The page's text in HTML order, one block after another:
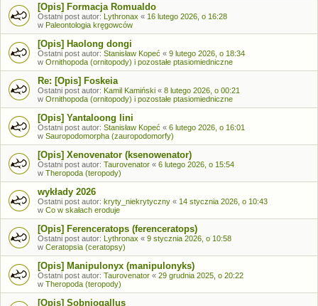
[Opis] Formacja Romualdo
Ostatni post autor: Lythronax « 16 lutego 2026, o 16:28
w Paleontologia kręgowców
[Opis] Haolong dongi
Ostatni post autor: Stanisław Kopeć « 9 lutego 2026, o 18:34
w Ornithopoda (ornitopody) i pozostałe ptasiomiedniczne
Re: [Opis] Foskeia
Ostatni post autor: Kamil Kamiński « 8 lutego 2026, o 00:21
w Ornithopoda (ornitopody) i pozostałe ptasiomiedniczne
[Opis] Yantaloong lini
Ostatni post autor: Stanisław Kopeć « 6 lutego 2026, o 16:01
w Sauropodomorpha (zauropodomorfy)
[Opis] Xenovenator (ksenowenator)
Ostatni post autor: Taurovenator « 6 lutego 2026, o 15:54
w Theropoda (teropody)
wykłady 2026
Ostatni post autor: kryty_niekrytyczny « 14 stycznia 2026, o 10:43
w Co w skałach eroduje
[Opis] Ferenceratops (ferenceratops)
Ostatni post autor: Lythronax « 9 stycznia 2026, o 10:58
w Ceratopsia (ceratopsy)
[Opis] Manipulonyx (manipulonyks)
Ostatni post autor: Taurovenator « 29 grudnia 2025, o 20:22
w Theropoda (teropody)
[Opis] Sobniogallus